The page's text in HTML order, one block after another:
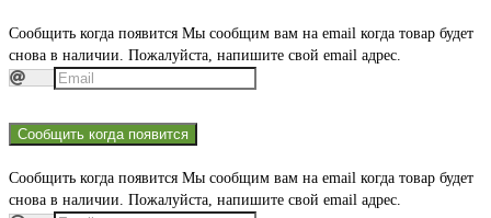
Сообщить когда появится Мы сообщим вам на email когда товар будет
снова в наличии. Пожалуйста, напишите свой email адрес.
Сообщить когда появится
Сообщить когда появится Мы сообщим вам на email когда товар будет
снова в наличии. Пожалуйста, напишите свой email адрес.